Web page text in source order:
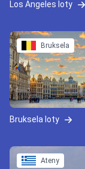
Los Angeles loty
Bruksela
Bruksela loty
Ateny